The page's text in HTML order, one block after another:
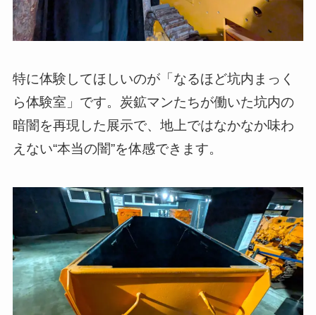
特に体験してほしいのが「なるほど坑内まっく
ら体験室」です。炭鉱マンたちが働いた坑内の
暗闇を再現した展示で、地上ではなかなか味わ
えない“本当の闇”を体感できます。